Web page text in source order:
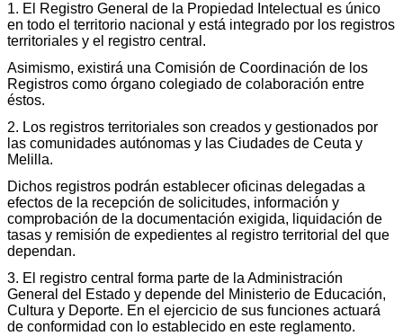
1. El Registro General de la Propiedad Intelectual es único
en todo el territorio nacional y está integrado por los registros
territoriales y el registro central.
Asimismo, existirá una Comisión de Coordinación de los
Registros como órgano colegiado de colaboración entre
éstos.
2. Los registros territoriales son creados y gestionados por
las comunidades autónomas y las Ciudades de Ceuta y
Melilla.
Dichos registros podrán establecer oficinas delegadas a
efectos de la recepción de solicitudes, información y
comprobación de la documentación exigida, liquidación de
tasas y remisión de expedientes al registro territorial del que
dependan.
3. El registro central forma parte de la Administración
General del Estado y depende del Ministerio de Educación,
Cultura y Deporte. En el ejercicio de sus funciones actuará
de conformidad con lo establecido en este reglamento.